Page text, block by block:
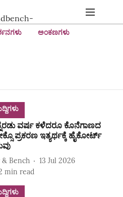
ಅಂಕಣಗಳು
ವರ್ಷ ಕಳೆದರೂ ಕೊನೆಗಾಣದ
ಪ್ರಕರಣ ಇತ್ಯರ್ಥಕ್ಕೆ ಹೈಕೋರ್ಟ್‌
& Bench
13 Jul 2026
min read